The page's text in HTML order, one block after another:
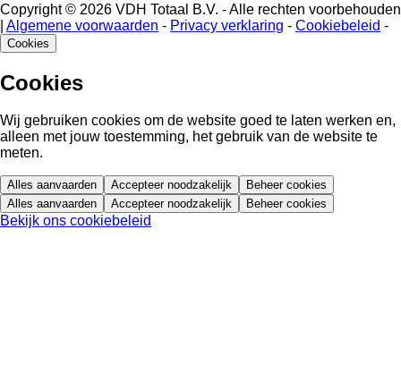
Copyright © 2026 VDH Totaal B.V. - Alle rechten voorbehouden
Algemene voorwaarden - Privacy verklaring - Cookiebeleid -
Cookies
Cookies
Wij gebruiken cookies om de website goed te laten werken en,
alleen met jouw toestemming, het gebruik van de website te
meten.
Alles aanvaarden Accepteer noodzakelijk
Beheer cookies
Alles aanvaarden
Accepteer noodzakelijk Beheer cookies
Bekijk ons cookiebeleid